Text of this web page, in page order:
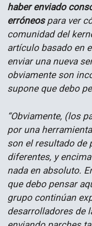
haber enviado
erróneospara ver
comunidad del
artículo basado en
enviar una nueva
obviamente son
supone que debo
“Obviamente, (los
por una
son el resultado de
diferentes, y
nada en absoluto.
que debo pensar
grupo continúan
desarrolladores de